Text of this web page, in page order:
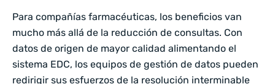
Para compañías farmacéuticas, los beneficios van
mucho más allá de la reducción de consultas. Con
datos de origen de mayor calidad alimentando el
sistema EDC, los equipos de gestión de datos pueden
redirigir sus esfuerzos de la resolución interminable